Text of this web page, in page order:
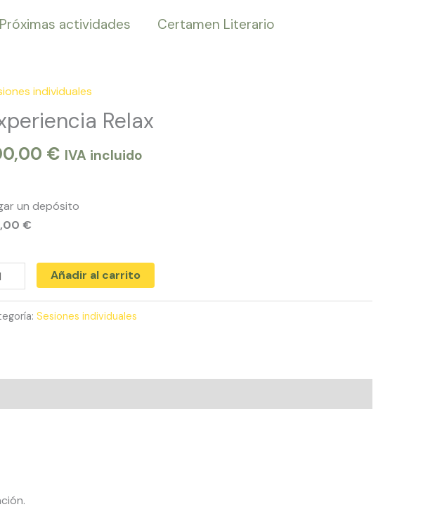
Próximas actividades
Certamen Literario
individuales
Relax
€ IVA incluido
un depósito
€
Añadir al carrito
Sesiones individuales